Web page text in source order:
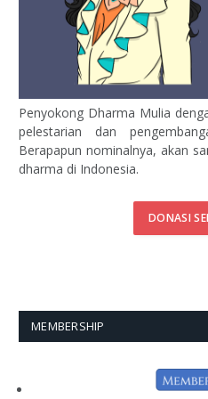
Penyokong Dharma Mulia
pelestarian dan
Berapapun nominalnya, akan
dharma di Indonesia.
DONASI
MEMBERSHIP